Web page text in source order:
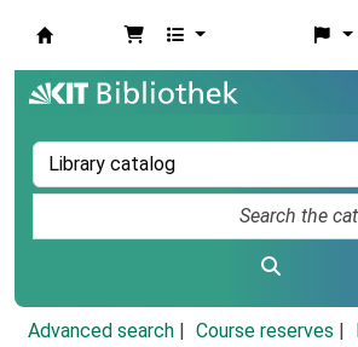
Advanced search Course reserves